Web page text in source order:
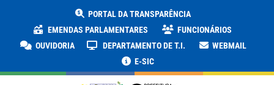
PORTAL DA TRANSPARÊNCIA
EMENDAS PARLAMENTARES
FUNCIONÁRIOS
OUVIDORIA
DEPARTAMENTO DE T.I.
WEBMAIL
E-SIC